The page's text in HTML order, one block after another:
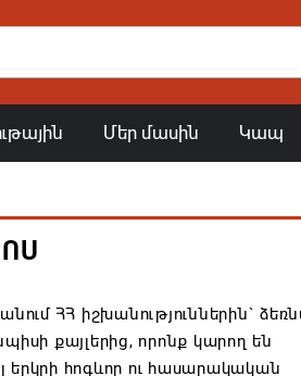
Մեր մասին Կապ
ՀՀ իշխանություններին`
քայլերից, որոնք կարող են
երկրի հոգևոր ու հասարակական